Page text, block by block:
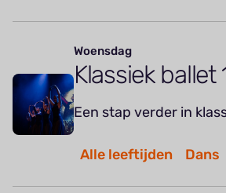
Woensdag
Klassiek ballet
Een stap verder in
Alle leeftijden Dans